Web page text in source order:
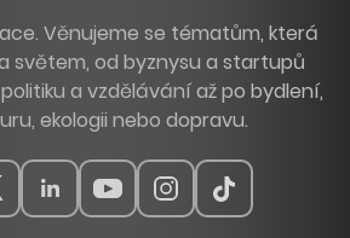
Věnujeme se tématům, která
světem, od byznysu a startupů
a vzdělávání až po bydlení,
ekologii nebo dopravu.